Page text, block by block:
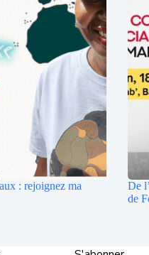
: rejoignez ma
De
de